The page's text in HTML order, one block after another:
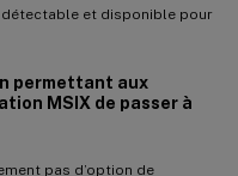
détectable et disponible pour
permettant aux
MSIX de passer à
pas d’option de